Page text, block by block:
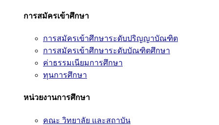
การสมัครเข้าศึกษา
การสมัครเข้าศึกษาระดับปริญญาบัณฑิต
การสมัครเข้าศึกษาระดับบัณฑิตศึกษา
ค่าธรรมเนียมการศึกษา
ทุนการศึกษา
หน่วยงานการศึกษา
คณะ วิทยาลัย และสถาบัน